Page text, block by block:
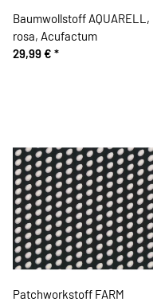
Baumwollstoff AQUARELL,
rosa, Acufactum
29,99 € *
Patchworkstoff FARM